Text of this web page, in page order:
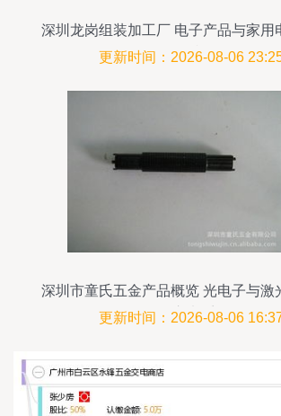
深圳龙岗组装加工厂 电子产品与家用
配枢纽
更新时间：2026-08-06
深圳市童氏五金产品概览 光电子与激
交电系列
更新时间：2026-08-06